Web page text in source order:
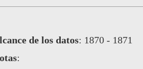
de los datos: 1870 - 1871
: